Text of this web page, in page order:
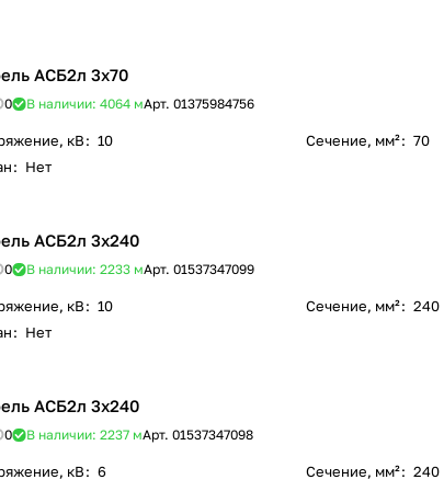
АСБ2л 3х70
0 В наличии: 4064 мАрт. 01375984756
кВ: 10 Сечение, мм²: 70
: Нет
АСБ2л 3х240
0 В наличии: 2233 мАрт. 01537347099
кВ: 10 Сечение, мм²: 240
: Нет
АСБ2л 3х240
0 В наличии: 2237 мАрт. 01537347098
кВ: 6 Сечение, мм²: 240